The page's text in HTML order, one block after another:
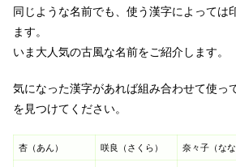
同じような名前でも、使う漢字によっては
ます。
いま大人気の古風な名前をご紹介します。
気になった漢字があれば組み合わせて使っ
を見つけてください。
杏（あん） 咲良（さくら） 奈々子（なな